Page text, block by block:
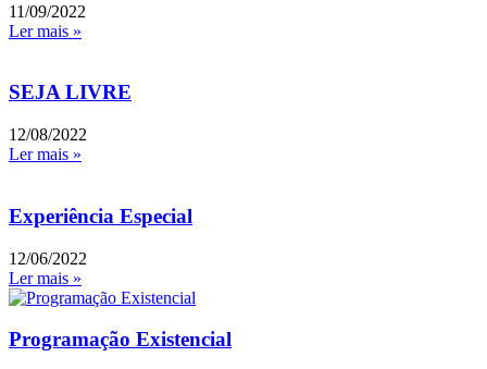
11/09/2022
Ler mais »
SEJA LIVRE
12/08/2022
Ler mais »
Experiência Especial
12/06/2022
Ler mais »
Programação Existencial